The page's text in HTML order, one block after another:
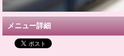
メニュー詳細